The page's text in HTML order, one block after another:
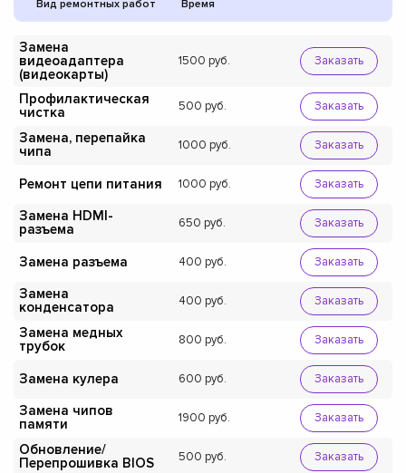
Вид ремонтных работ Время
Замена
видеоадаптера
(видеокарты)
1500 Заказать
Профилактическая
чистка
500 Заказать
Замена, перепайка
чипа
1000 Заказать
Ремонт цепи питания 1000 Заказать
Замена HDMI-
разъема
650 Заказать
Замена разъема 400 Заказать
Замена
конденсатора
400 Заказать
Замена медных
трубок
800 Заказать
Замена кулера 600 Заказать
Замена чипов
памяти
1900 Заказать
Обновление/
Перепрошивка BIOS
500 Заказать